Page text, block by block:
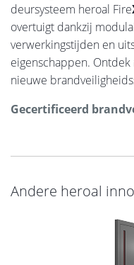
deursysteem heroal Fire
overtuigt dankzij
verwerkingstijden en
eigenschappen.
nieuwe
Gecertificeerd
Andere heroal